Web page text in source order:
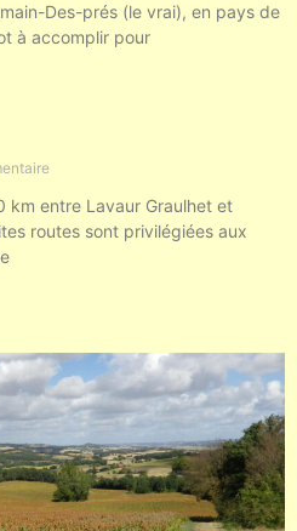
Des-prés (le vrai), en pays de
à accomplir pour
km entre Lavaur Graulhet et
routes sont privilégiées aux